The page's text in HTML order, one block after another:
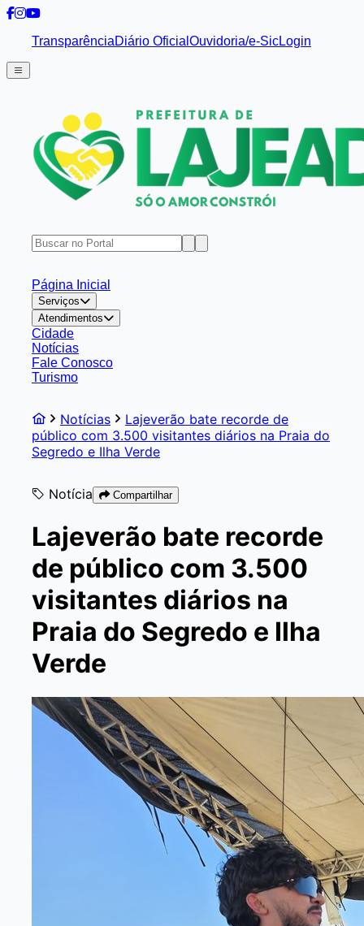
TransparênciaDiário Oficial Ouvidoria/e-SicLogin
Página Inicial
Serviços
Atendimentos
Cidade
Notícias
Fale Conosco
Turismo
Notícias
Lajeverão bate recorde de
público com 3.500 visitantes diários na Praia do
Segredo e Ilha Verde
Notícia Compartilhar
Lajeverão bate recorde
de público com 3.500
visitantes diários na
Praia do Segredo e Ilha
Verde